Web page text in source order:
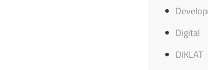
Digital
DIKLAT